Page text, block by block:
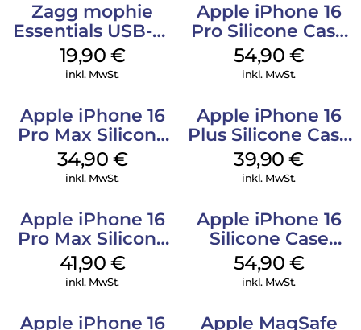
Zagg mophie
Essentials USB-C-
20W Charger PD
Weiß
19,90 €
inkl. MwSt.
Apple iPhone 16
Pro Silicone Case
MagSafe Black
54,90 €
inkl. MwSt.
Apple iPhone 16
Pro Max Silicone
Case MagSafe
Denim
34,90 €
inkl. MwSt.
Apple iPhone 16
Plus Silicone Case
MagSafe Plum
39,90€
inkl. MwSt.
Apple iPhone 16
Pro Max Silicone
Case MagSafe
Ultramarine
41,90 €
inkl. MwSt.
Apple iPhone 16
Silicone Case
MagSafe Lake
Green
54,90 €
inkl. MwSt.
Apple iPhone 16
Apple MagSafe